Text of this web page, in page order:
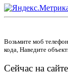
Возьмите моб
кода, Наведите
Сейчас на